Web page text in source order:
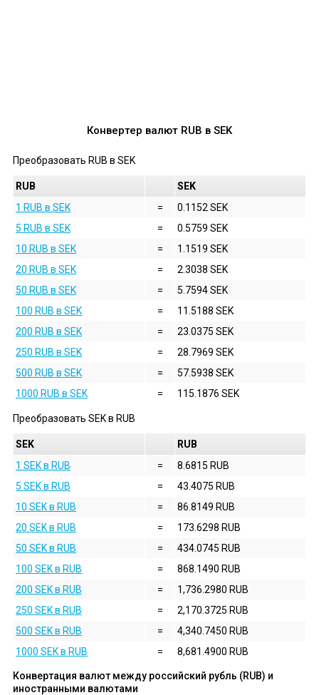
Конвертер валют RUB в SEK
Преобразовать RUB в SEK
RUB
SEK
1 RUB в SEK
=
0.1152 SEK
5 RUB в SEK
=
0.5759 SEK
10 RUB в SEK
=
1.1519 SEK
20 RUB в SEK
=
2.3038 SEK
50 RUB в SEK
=
5.7594 SEK
100 RUB в SEK
=
11.5188 SEK
200 RUB в SEK
=
23.0375 SEK
250 RUB в SEK
=
28.7969 SEK
500 RUB в SEK
=
57.5938 SEK
1000 RUB в SEK
= 115.1876 SEK
Преобразовать SEKв RUB
SEK
RUB
1 SEK в RUB
=
8.6815 RUB
5 SEK в RUB
=
43.4075 RUB
10 SEK в RUB
=
86.8149 RUB
20 SEK в RUB
=
173.6298 RUB
50 SEK в RUB
=
434.0745 RUB
100 SEK в RUB
=
868.1490 RUB
200 SEK в RUB
=
1,736.2980 RUB
250 SEK в RUB
=
2,170.3725 RUB
500 SEK в RUB
=
4,340.7450 RUB
1000 SEK в RUB
= 8,681.4900 RUB
Конвертация валют между российский рубль (RUB) и
иностранными валютами